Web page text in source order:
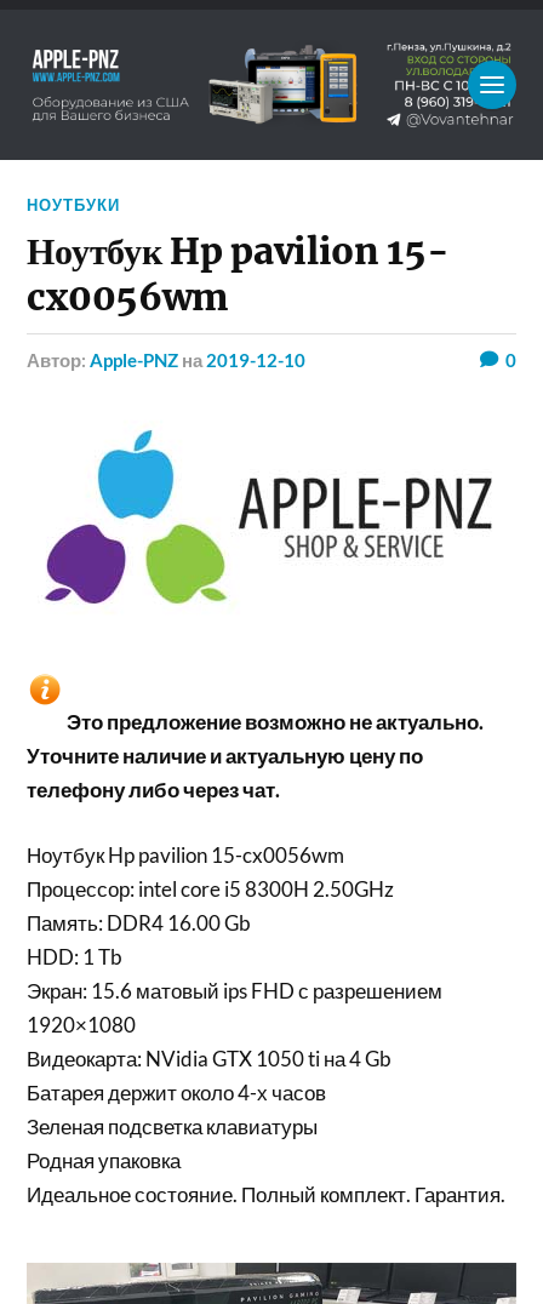
НОУТБУКИ
Ноутбук Hp pavilion 15-
cx0056wm
Автор:Apple-PNZ на 2019-12-10 0
Это предложение возможно не актуально.
Уточните наличие и актуальную цену по
телефону либо через чат.
Ноутбук Hp pavilion 15-cx0056wm
Процессор: intel core i5 8300H 2.50GHz
Память: DDR4 16.00 Gb
HDD: 1 Tb
Экран: 15.6 матовый ips FHD с разрешением
1920×1080
Видеокарта: NVidia GTX 1050 ti на 4 Gb
Батарея держит около 4-х часов
Зеленая подсветка клавиатуры
Родная упаковка
Идеальное состояние. Полный комплект. Гарантия.